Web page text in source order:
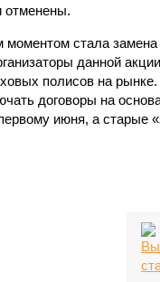
отменены.
моментом стала
данной
полисов на
договоры на
июня, а старые